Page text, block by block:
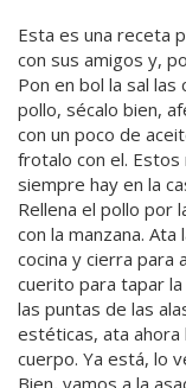
Esta es una receta
con sus amigos y,
Pon en bol la sal las
pollo, sécalo bien,
con un poco de
frotalo con el.
siempre hay en la
Rellena el pollo por
con la manzana.
cocina y cierra para
cuerito para tapar
las puntas de las
estéticas, ata ahora
cuerpo. Ya está, lo
Bien, vamos a la